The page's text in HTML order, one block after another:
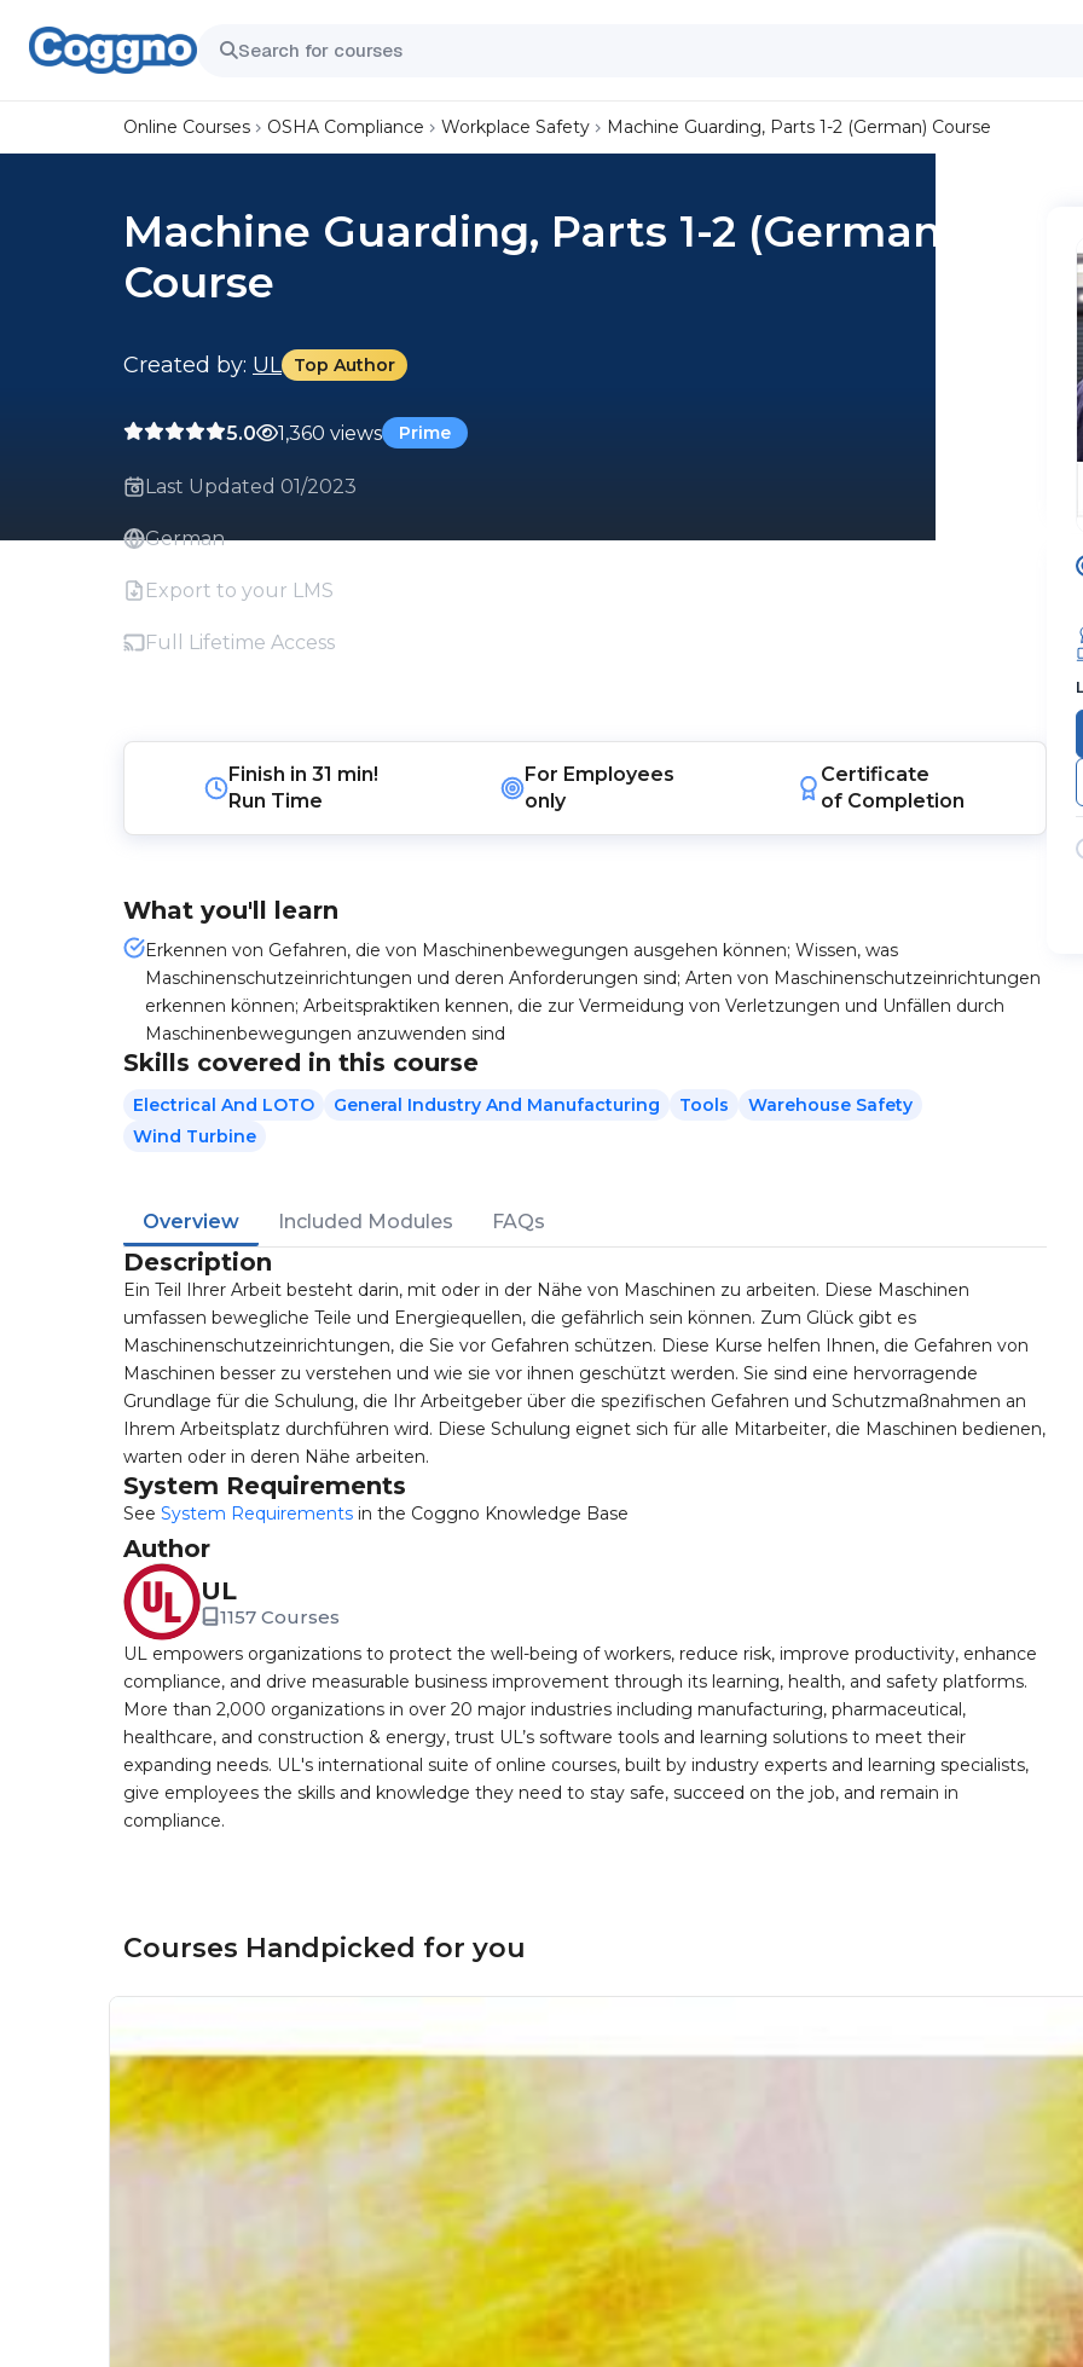
Online Courses OSHA Compliance Workplace Safety Machine Guarding, Parts 1-2 (German) Course
Machine Guarding, Parts 1-2 (German)
Course
Created by: UL Top Author
5.0 1,360 views Prime
Last Updated 01/2023
German
Export to your LMS
Full Lifetime Access
Finish in31 min!
Run Time
For Employees
only
Certificate
of Completion
What you'll learn
Erkennen von Gefahren, die von Maschinenbewegungen ausgehen können; Wissen, was
Maschinenschutzeinrichtungen und deren Anforderungen sind; Arten von Maschinenschutzeinrichtungen
erkennen können; Arbeitspraktiken kennen, die zur Vermeidung von Verletzungen und Unfällen durch
Maschinenbewegungen anzuwenden sind
Skills covered in this course
Electrical And LOTO General Industry And Manufacturing Tools
Warehouse Safety
Wind Turbine
Overview Included Modules FAQs
Description
Ein Teil Ihrer Arbeit besteht darin, mit oder in der Nähe von Maschinen zu arbeiten. Diese Maschinen
umfassen bewegliche Teile und Energiequellen, die gefährlich sein können. Zum Glück gibt es
Maschinenschutzeinrichtungen, die Sie vor Gefahren schützen. Diese Kurse helfen Ihnen, die Gefahren von
Maschinen besser zu verstehen und wie sie vor ihnen geschützt werden. Sie sind eine hervorragende
Grundlage für die Schulung, die Ihr Arbeitgeber über die spezifischen Gefahren und Schutzmaßnahmen an
Ihrem Arbeitsplatz durchführen wird. Diese Schulung eignet sich für alle Mitarbeiter, die Maschinen bedienen,
warten oder in deren Nähe arbeiten.
System Requirements
See System Requirements in the Coggno Knowledge Base
Author
UL
1157 Courses
UL empowers organizations to protect the well-being of workers, reduce risk, improve productivity, enhance
compliance, and drive measurable business improvement through its learning, health, and safety platforms.
More than 2,000 organizations in over 20 major industries including manufacturing, pharmaceutical,
healthcare, and construction & energy, trust UL’s software tools and learning solutions to meet their
expanding needs. UL's international suite of online courses, built by industry experts and learning specialists,
give employees the skills and knowledge they need to stay safe, succeed on the job, and remain in
compliance.
Courses Handpicked for you